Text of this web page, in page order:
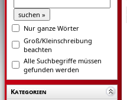
Nur ganze Wörter
Groß/Kleinschreibung
beachten
Alle Suchbegriffe müssen
gefunden werden
Kategorien